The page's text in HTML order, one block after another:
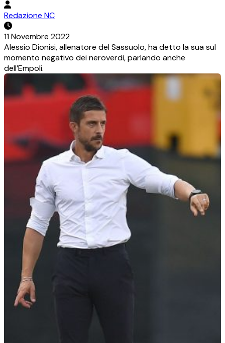
Redazione NC
11 Novembre 2022
Alessio Dionisi, allenatore del Sassuolo, ha detto la sua sul
momento negativo dei neroverdi, parlando anche
dell’Empoli.